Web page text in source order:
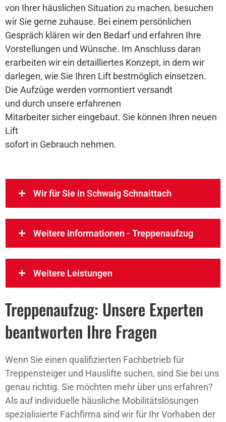
von Ihrer häuslichen Situation zu machen, besuchen
wir Sie gerne zuhause. Bei einem persönlichen
Gespräch klären wir den Bedarf und erfahren Ihre
Vorstellungen und Wünsche. Im Anschluss daran
erarbeiten wir ein detailliertes Konzept, in dem wir
darlegen, wie Sie Ihren Lift bestmöglich einsetzen.
Die Aufzüge werden vormontiert versandt
und durch unsere erfahrenen
Mitarbeiter sicher eingebaut. Sie können Ihren neuen
Lift
sofort in Gebrauch nehmen.
Wir für Sie in Schwaig Schnaittach
Weitere Informationen - Treppenaufzug
Weitere Leistungen
Treppenaufzug: Unsere Experten
beantworten Ihre Fragen
Wenn Sie einen qualifizierten Fachbetrieb für
Treppensteiger und Hauslifte suchen, sind Sie bei uns
genau richtig. Sie möchten mehr über uns erfahren?
Als auf individuelle häusliche Mobilitätslösungen
spezialisierte Fachfirma sind wir für Ihr Vorhaben der